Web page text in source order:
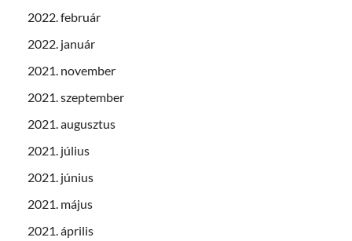
2022. február
2022. január
2021. november
2021. szeptember
2021. augusztus
2021. július
2021. június
2021. május
2021. április